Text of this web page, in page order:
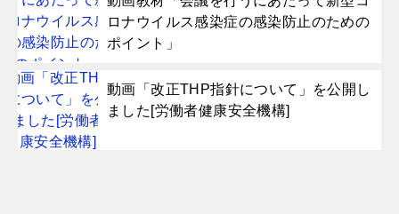
ロナウイルス感染症の感染防止のための
ポイント」
動画「改正THP指針について」を公開し
ました[労働者健康安全機構]